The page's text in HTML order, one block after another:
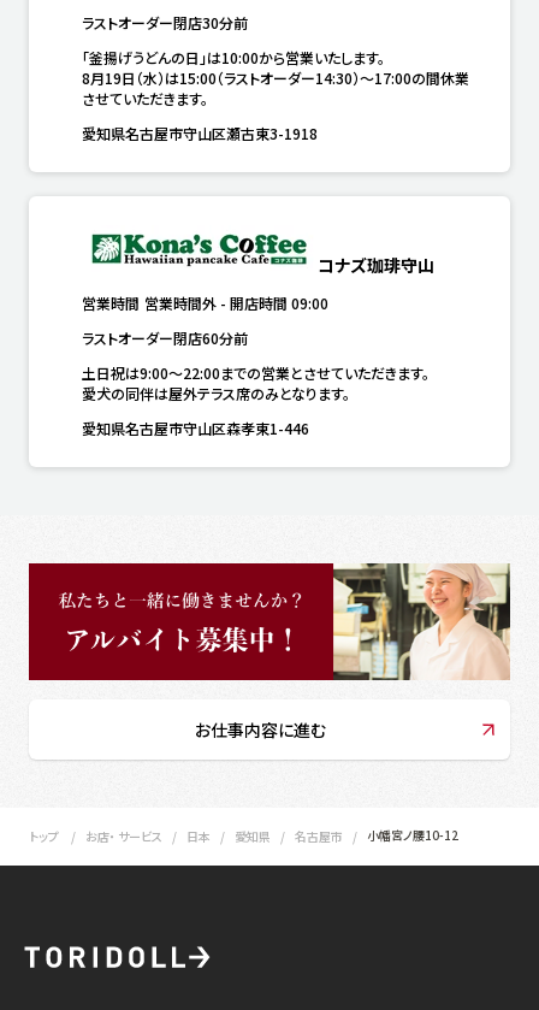
ラストオーダー閉店30分前
「釜揚げうどんの日」は10:00から営業いたします。
8月19日（水）は15:00（ラストオーダー14:30）～17:00の間休業
させていただきます。
愛知県名古屋市守山区瀬古東3-1918
コナズ珈琲守山
営業時間 営業時間外 - 開店時間 09:00
ラストオーダー閉店60分前
土日祝は9:00～22:00までの営業とさせていただきます。
愛犬の同伴は屋外テラス席のみとなります。
愛知県名古屋市守山区森孝東1-446
お仕事内容に進む
トップ お店・ サービス 日本 愛知県 名古屋市 小幡宮ノ腰10-12